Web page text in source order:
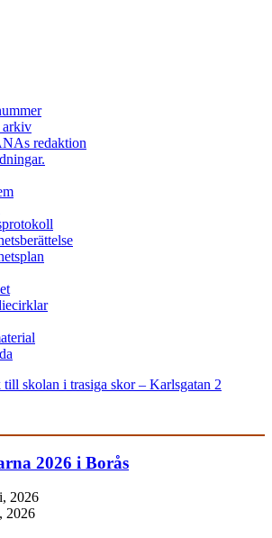
arkiv
redaktion
skolan i trasiga skor – Karlsgatan 2
2026 i Borås
2026
2026